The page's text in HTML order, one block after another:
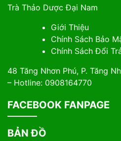
Trà Thảo Dược Đại Nam
Giới Thiệu
Chính Sách Bảo
Chính Sách Đổi
48 Tăng Nhơn Phú, P. Tăng
– Hotline: 0908164770
FACEBOOK FANPAGE
BẢN ĐỒ